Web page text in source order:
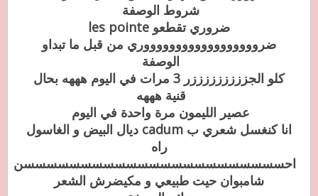
شروط الوصفة
ضروري تقطعو les pointe
ضرووووووووووووووووووري من قبل ما تبداو
الوصفة
كلو الجزززززززززر 3 مرات في اليوم هههه بحال
قنية هههه
عصير الليمون مرة واحدة في اليوم
انا كنغسل شعري ب cadum ديال البيض و الغاسول
راه
احسسسسسسسسسسسسسسسسسسسسسسسن
شامبوان حيت طبيعي و مكيضرش الشعر